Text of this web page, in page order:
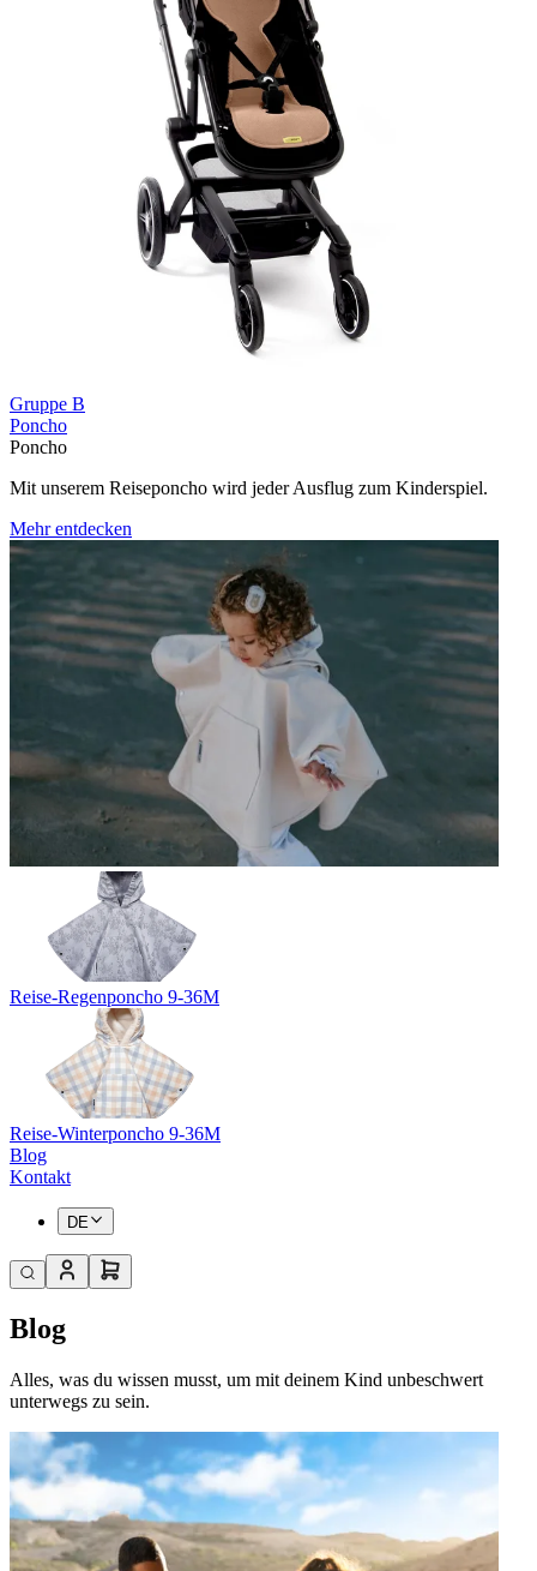
Gruppe B
Poncho
Poncho
Mit unserem Reiseponcho wird jeder Ausflug zum Kinderspiel.
Mehr entdecken
Reise-Regenponcho 9-36M
Reise-Winterponcho 9-36M
Blog
Kontakt
DE
Blog
Alles, was du wissen musst, um mit deinem Kind unbeschwert
unterwegs zu sein.